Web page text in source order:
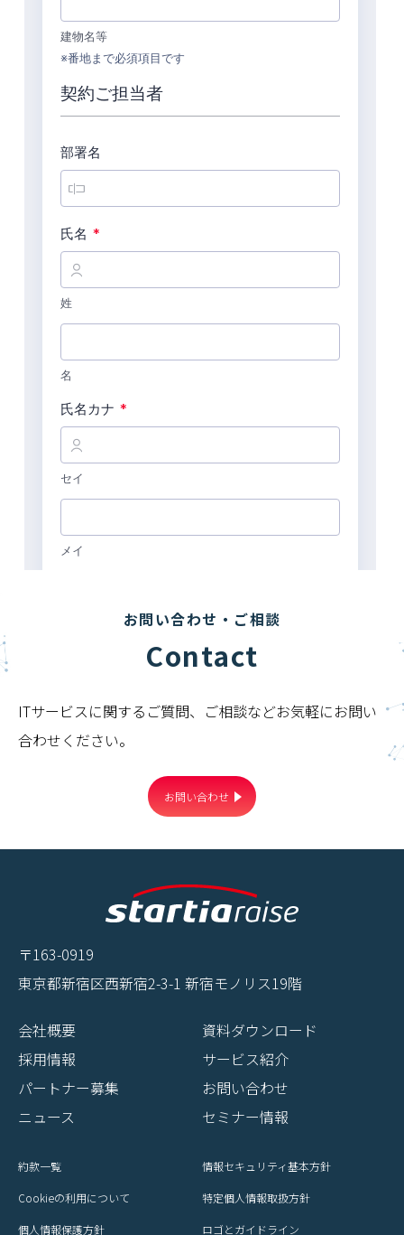
お問い合わせ・ご相談
Contact
ITサービスに関するご質問、ご相談などお気軽にお問い
合わせください。
お問い合わせ
〒163-0919
東京都新宿区西新宿2-3-1 新宿モノリス19階
会社概要
資料ダウンロード
採用情報
サービス紹介
パートナー募集
お問い合わせ
ニュース
セミナー情報
約款一覧 情報セキュリティ基本方針
Cookieの利用について 特定個人情報取扱方針
個人情報保護方針 ロゴとガイドライン